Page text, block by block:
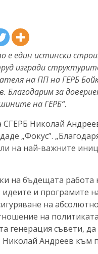
е един истински
изгради
на ПП на ГЕРБ
за
на ГЕРБ“.
СГЕРБ Николай
„Фокус”.
на най-важните
на бъдещата
и програмите
на
на
генерация съвети,
Николай Андреев към